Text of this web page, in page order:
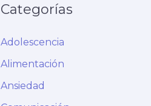
Categorías
Adolescencia
Alimentación
Ansiedad